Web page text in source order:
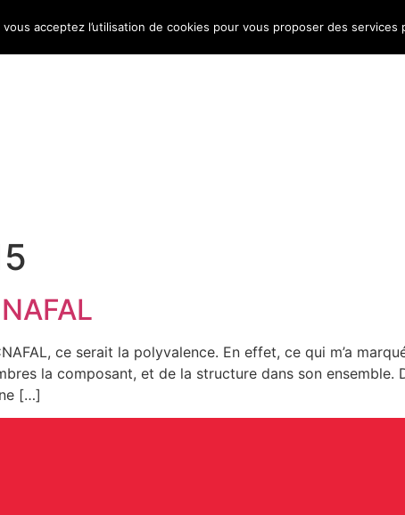
Bulletin d’information Infos conso Consomag
ce serait la polyvalence. En effet, ce qui m’a
la composant, et de la structure dans son ensemble.
[…]
acceptez l’utilisation de cookies pour vous proposer des services